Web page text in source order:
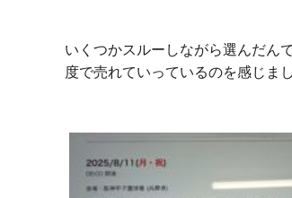
いくつかスルーしながら選んだん
度で売れていっているのを感じまし